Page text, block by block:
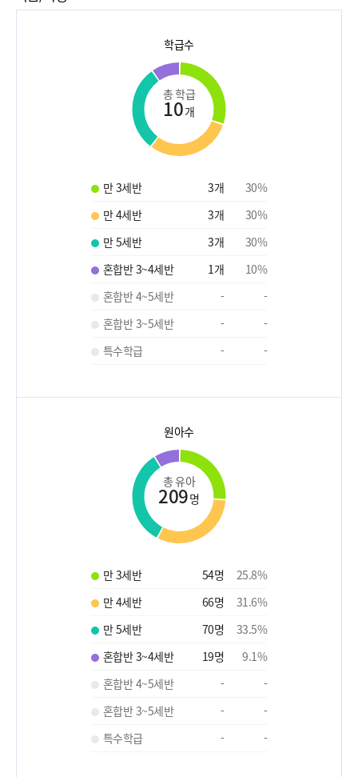
학급수
총 학급
10개
만 3세반 3개 30%
만 4세반
3개 30%
만 5세반
3개 30%
혼합반 3~4세반
1개 10%
혼합반 4~5세반
-
-
혼합반 3~5세반
-
-
특수학급
- -
원아수
총 유아
209명
만 3세반 54명 25.8%
만 4세반
66명 31.6%
만 5세반
70명 33.5%
혼합반 3~4세반
19명 9.1%
혼합반 4~5세반
-
-
혼합반 3~5세반
-
-
특수학급
- -